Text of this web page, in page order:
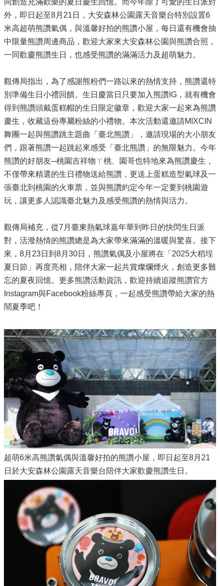
外，即日起至8月21日，大安森林公園露天音樂台特別設置6
米高超萌熊讚氣偶，與溫馨好拍的熊讚小屋，每日還有機會抽
中限量熊讚周邊商品，歡迎大家來大安森林公園與熊讚合照，
一同歡慶熊讚生日，也感受熊讚的滿滿活力及超萌魅力。
觀傳局指出，為了感謝熊粉們一路以來的熱情支持，熊讚還特
別準備生日小禮回饋。生日慶當日只要加入熊讚IG，就有機會
得到熊讚頭戴蛋糕帽的生日限定徽章，歡迎大家一起來為熊讚
慶生，收藏這份專屬粉絲的小禮物。本次活動還邀請MIXCIN
舞團一起與熊讚跳主題曲「臺北熊讚」，邀請現場的大小朋友
們，跟著熊讚一起跳起來感受「臺北熊讚」的無限魅力。今年
熊讚的好朋友─桃園吉祥物ㄚ桃、園哥也特地來為熊讚慶生，
不僅帶來精選的生日禮物送給熊讚，更送上蛋糕造型氣球及一
張臺北到桃園的火車票，並與熊讚約定今年一定要到桃園遊
玩，讓更多人認識臺北魅力及感受熊讚的熱情與活力。
觀傳局補充，從7月臺東熱氣球嘉年華到昨日的快閃生日派
對，活潑熱情的熊讚總是為大家帶來滿滿的溫暖與驚喜。接下
來，8月23日到8月30日，熊讚氣偶及小屋將在「2025大稻埕
夏日節」再度亮相，陪伴大家一起共賞燦爛煙火，創造更多難
忘的夏夜回憶。更多熊讚活動資訊，歡迎持續追蹤熊讚官方
Instagram與Facebook粉絲專頁，一起感受熊讚帶給大家的熱
鬧夏季吧！
超萌6米高熊讚氣偶與溫馨好拍的熊讚小屋，即日起至8月21
日於大安森林公園露天音樂台陪伴大家歡慶熊讚生日。